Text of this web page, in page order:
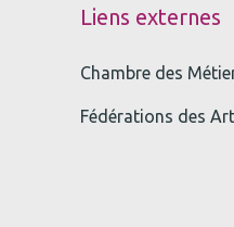
Liens externes
Chambre des
Fédérations des